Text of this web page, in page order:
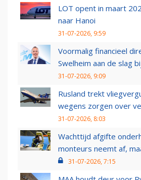
LOT opent in maart
naar Hanoi
31-07-2026, 9:59
Voormalig financieel
Swelheim aan de slag
31-07-2026, 9:09
Rusland trekt
wegens zorgen over
31-07-2026, 8:03
Wachttijd afgifte
monteurs neemt af,
31-07-2026, 7:15